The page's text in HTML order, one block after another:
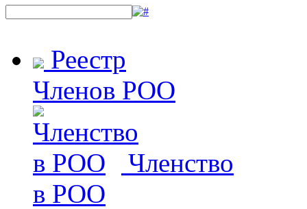
Реестр
Членов РОО
Членство
в РОО